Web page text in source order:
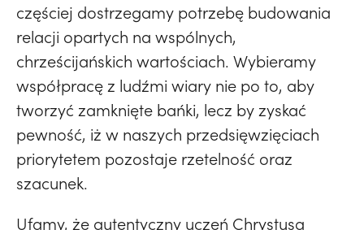
częściej dostrzegamy potrzebę budowania
relacji opartych na wspólnych,
chrześcijańskich wartościach. Wybieramy
współpracę z ludźmi wiary nie po to, aby
tworzyć zamknięte bańki, lecz by zyskać
pewność, iż w naszych przedsięwzięciach
priorytetem pozostaje rzetelność oraz
szacunek.
Ufamy, że autentyczny uczeń Chrystusa